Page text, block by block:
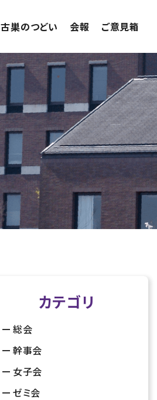
古巣のつどい 会報 ご意見箱
カテゴリ
総会
幹事会
女子会
ゼミ会